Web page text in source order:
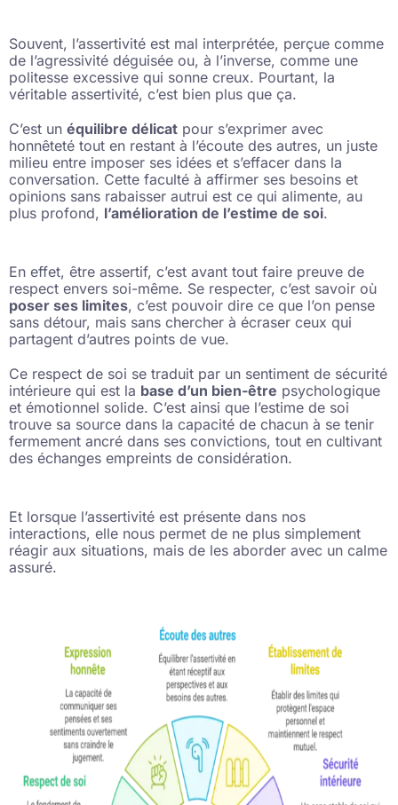
Souvent, l’assertivité est mal interprétée, perçue comme
de l’agressivité déguisée ou, à l’inverse, comme une
politesse excessive qui sonne creux. Pourtant, la
véritable assertivité, c’est bien plus que ça.
C’est un équilibre délicat pour s’exprimer avec
honnêteté tout en restant à l’écoute des autres, un juste
milieu entre imposer ses idées et s’effacer dans la
conversation. Cette faculté à affirmer ses besoins et
opinions sans rabaisser autrui est ce qui alimente, au
plus profond, l’amélioration de l’estime de soi.
En effet, être assertif, c’est avant tout faire preuve de
respect envers soi-même. Se respecter, c’est savoir où
poser ses limites, c’est pouvoir dire ce que l’on pense
sans détour, mais sans chercher à écraser ceux qui
partagent d’autres points de vue.
Ce respect de soi se traduit par un sentiment de sécurité
intérieure qui est la base d’un bien-être psychologique
et émotionnel solide. C’est ainsi que l’estime de soi
trouve sa source dans la capacité de chacun à se tenir
fermement ancré dans ses convictions, tout en cultivant
des échanges empreints de considération.
Et lorsque l’assertivité est présente dans nos
interactions, elle nous permet de ne plus simplement
réagir aux situations, mais de les aborder avec un calme
assuré.